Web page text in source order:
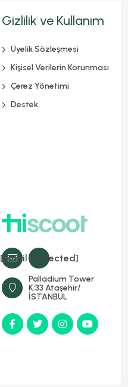
[email protected]
Palladium Tower
K:33 Ataşehir/
İSTANBUL
Gizlilik ve Kullanım
Üyelik Sözleşmesi
Kişisel Verilerin Korunması
Çerez Yönetimi
Destek